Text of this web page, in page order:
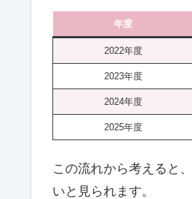
年度
2022年度
2023年度
2024年度
2025年度
この流れから考えると、
いと見られます。